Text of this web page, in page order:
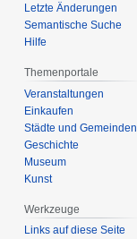
Letzte Änderungen
Semantische Suche
Hilfe
Themenportale
Veranstaltungen
Einkaufen
Städte und Gemeinden
Geschichte
Museum
Kunst
Werkzeuge
Links auf diese Seite